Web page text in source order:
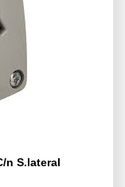
n S.lateral